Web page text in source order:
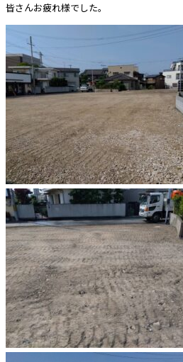
皆さんお疲れ様でした。